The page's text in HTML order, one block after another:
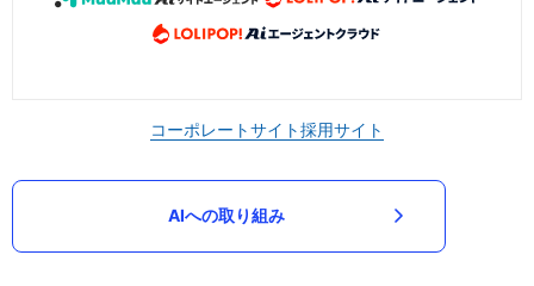
コーポレートサイト採用サイト
AIへの取り組み